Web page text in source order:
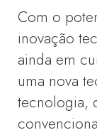
Com o
inovação
ainda em
uma nova
tecnologia,